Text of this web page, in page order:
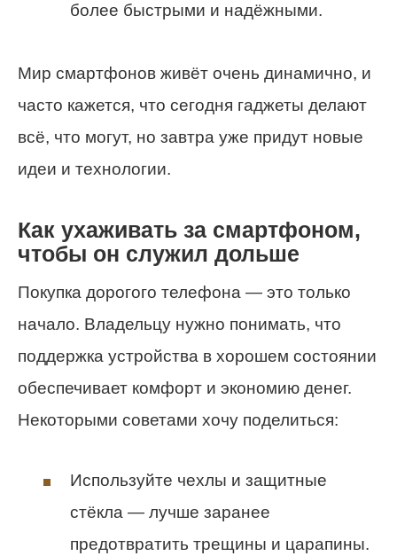
более быстрыми и надёжными.
Мир смартфонов живёт очень динамично, и
часто кажется, что сегодня гаджеты делают
всё, что могут, но завтра уже придут новые
идеи и технологии.
Как ухаживать за смартфоном,
чтобы он служил дольше
Покупка дорогого телефона — это только
начало. Владельцу нужно понимать, что
поддержка устройства в хорошем состоянии
обеспечивает комфорт и экономию денег.
Некоторыми советами хочу поделиться:
Используйте чехлы и защитные
стёкла — лучше заранее
предотвратить трещины и царапины.